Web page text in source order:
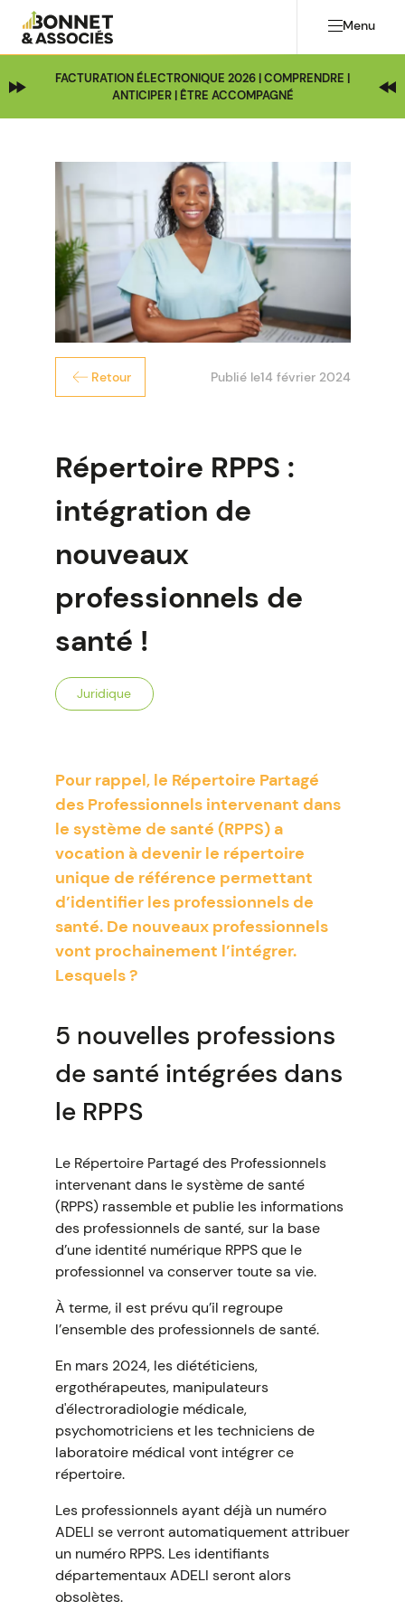
Menu
FACTURATION ÉLECTRONIQUE 2026 | COMPRENDRE |
ANTICIPER | ÊTRE ACCOMPAGNÉ
Retour Publié le14 février 2024
Répertoire RPPS :
intégration de
nouveaux
professionnels de
santé !
Juridique
Pour rappel, le Répertoire Partagé
des Professionnels intervenant dans
le système de santé (RPPS) a
vocation à devenir le répertoire
unique de référence permettant
d’identifier les professionnels de
santé. De nouveaux professionnels
vont prochainement l’intégrer.
Lesquels ?
5 nouvelles professions
de santé intégrées dans
le RPPS
Le Répertoire Partagé des Professionnels
intervenant dans le système de santé
(RPPS) rassemble et publie les informations
des professionnels de santé, sur la base
d’une identité numérique RPPS que le
professionnel va conserver toute sa vie.
À terme, il est prévu qu’il regroupe
l’ensemble des professionnels de santé.
En mars 2024, les diététiciens,
ergothérapeutes, manipulateurs
d'électroradiologie médicale,
psychomotriciens et les techniciens de
laboratoire médical vont intégrer ce
répertoire.
Les professionnels ayant déjà un numéro
ADELI se verront automatiquement attribuer
un numéro RPPS. Les identifiants
départementaux ADELI seront alors
obsolètes.